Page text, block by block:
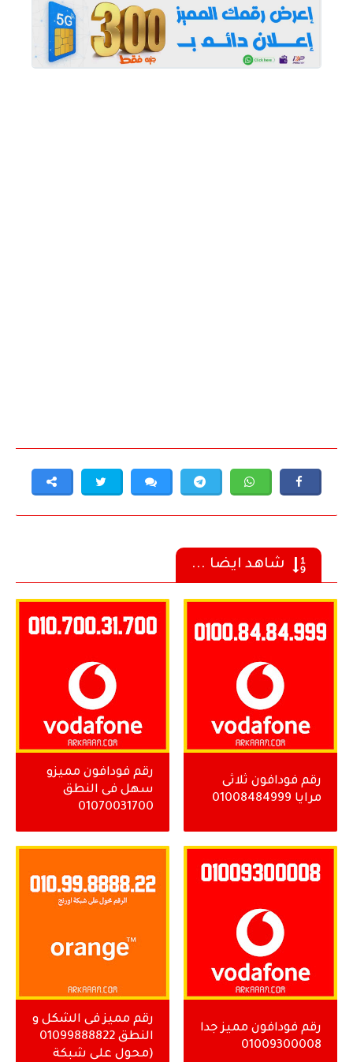
شاهد ايضا ...
رقم فودافون ثلاثى
مرايا 01008484999
رقم فودافون مميزو
سهل فى النطق
01070031700
رقم فودافون مميز جدا
01009300008
رقم مميز فى الشكل و
النطق 01099888822
(محول على شبكة